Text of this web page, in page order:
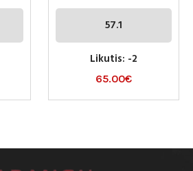
57.1
Likutis: -2
65.00€